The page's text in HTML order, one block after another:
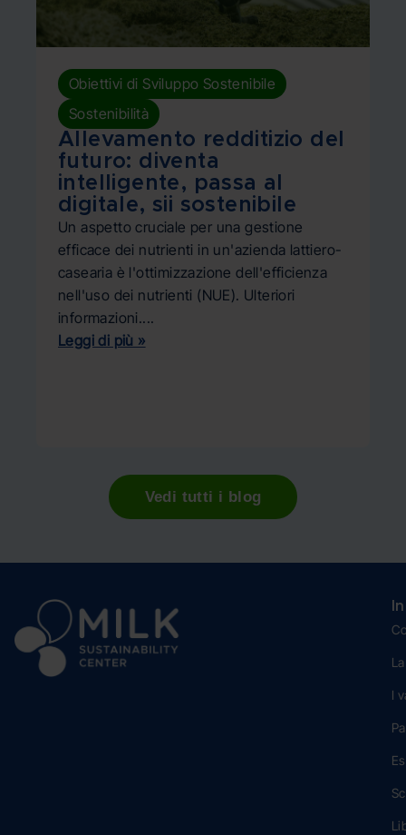
Obiettivi di Sviluppo Sostenibile
Sostenibilità
Allevamento redditizio del
futuro: diventa
intelligente, passa al
digitale, sii sostenibile
Un aspetto cruciale per una gestione
efficace dei nutrienti in un'azienda lattiero-
casearia è l'ottimizzazione dell'efficienza
nell'uso dei nutrienti (NUE). Ulteriori
informazioni....
Leggi di più »
Vedi tutti i blog
I